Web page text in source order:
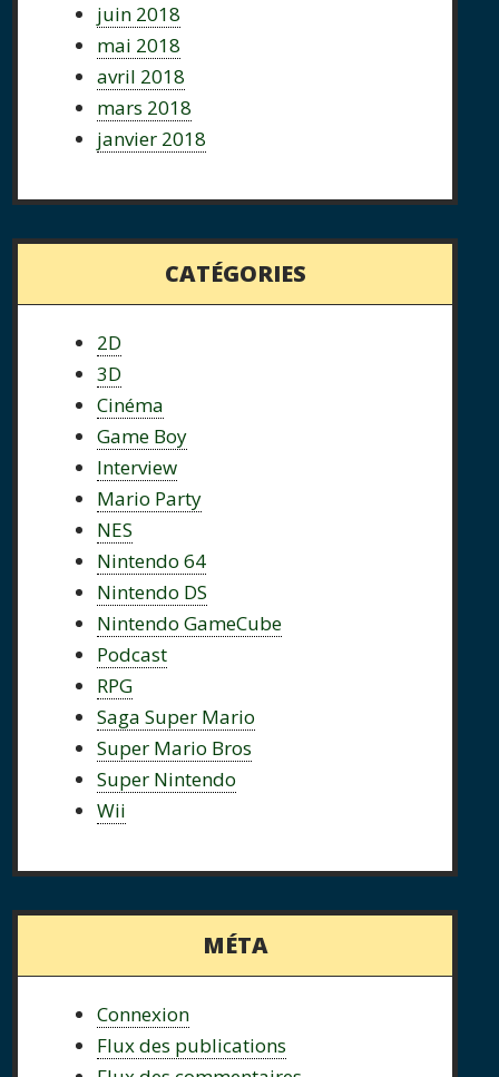
juin 2018
mai 2018
avril 2018
mars 2018
janvier 2018
CATÉGORIES
2D
3D
Cinéma
Game Boy
Interview
Mario Party
NES
Nintendo 64
Nintendo DS
Nintendo GameCube
Podcast
RPG
Saga Super Mario
Super Mario Bros
Super Nintendo
Wii
MÉTA
Connexion
Flux des publications